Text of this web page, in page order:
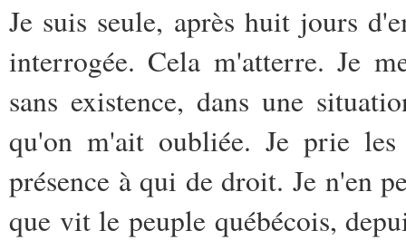
Je suis seule, après huit jours
interrogée. Cela m'atterre. Je
sans existence, dans une
qu'on m'ait oubliée. Je prie
présence à qui de droit. Je n'en
que vit le peuple québécois,